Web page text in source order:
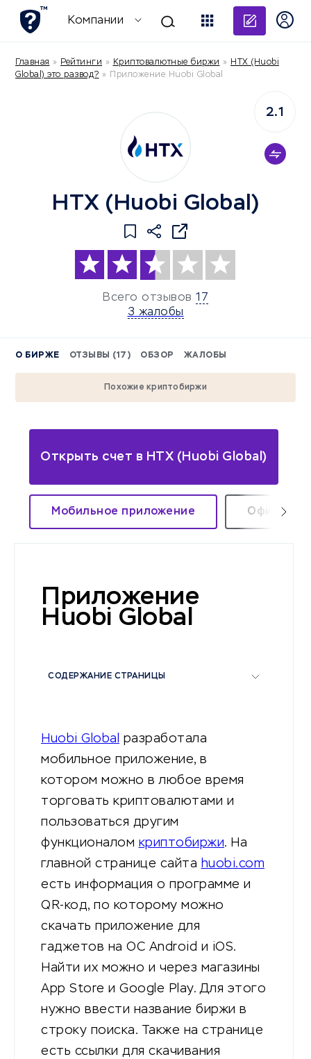
Компании
Главная » Рейтинги » Криптовалютные биржи » HTX (Huobi
Global) это развод? » Приложение Huobi Global
HTX (Huobi Global)
Всего отзывов 17
3 жалобы
2.1
О БИРЖЕ ОТЗЫВЫ (17) ОБЗОР ЖАЛОБЫ
Похожие криптобиржи
Открыть счет в HTX (Huobi Global)
Мобильное приложение
Приложение
Huobi Global
СОДЕРЖАНИЕ СТРАНИЦЫ
Huobi Global
разработала
мобильное приложение, в
котором можно в любое время
торговать криптовалютами и
пользоваться другим
функционалом криптобиржи. На
главной странице сайта huobi.com
есть информация о программе и
QR-код, по которому можно
скачать приложение для
гаджетов на ОС Android и iOS.
Найти их можно и через магазины
App Store и Google Play. Для этого
нужно ввести название биржи в
строку поиска. Также на странице
есть ссылки для скачивания